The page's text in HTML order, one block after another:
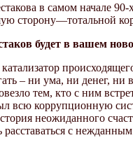
в самом начале 90-
сторону—тотальной
будет в вашем
– ни ума, ни денег, ни
тем, кто с ним
всю коррупционную
неожиданного
расставаться с